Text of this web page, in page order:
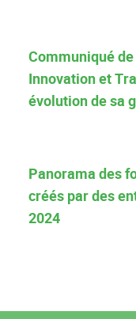
Communiqué
Innovation et
évolution de sa
Panorama des
créés par des
2024